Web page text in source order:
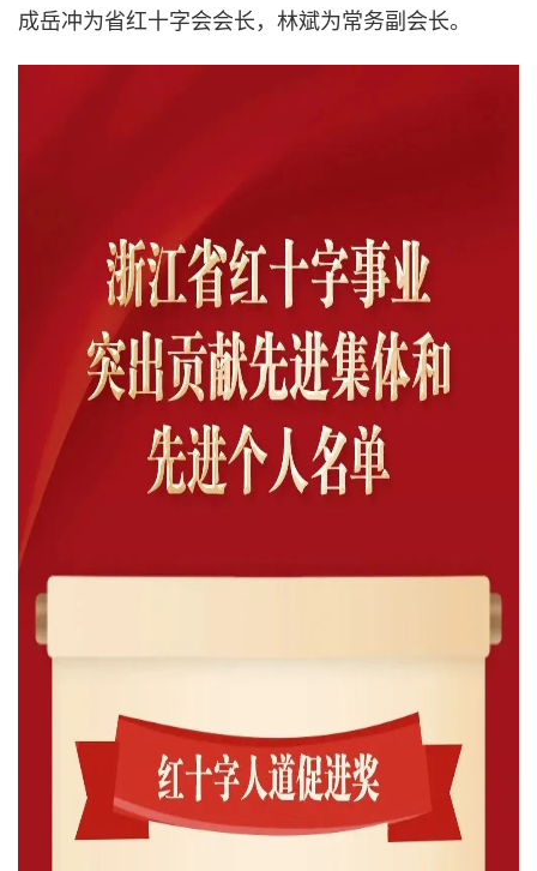
成岳冲为省红十字会会长，林斌为常务副会长。